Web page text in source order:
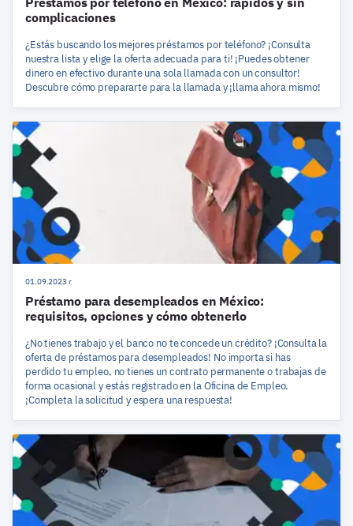
complicaciones
¿Estás buscando los mejores préstamos por teléfono? ¡Consulta
nuestra lista y elige la oferta adecuada para ti! ¡Puedes obtener
dinero en efectivo durante una sola llamada con un consultor!
Descubre cómo prepararte para la llamada y ¡llama ahora mismo!
01.09.2023 r
Préstamo para desempleados en México:
requisitos, opciones y cómo obtenerlo
¿No tienes trabajo y el banco no te concede un crédito? ¡Consulta la
oferta de préstamos para desempleados! No importa si has
perdido tu empleo, no tienes un contrato permanente o trabajas de
forma ocasional y estás registrado en la Oficina de Empleo.
¡Completa la solicitud y espera una respuesta!